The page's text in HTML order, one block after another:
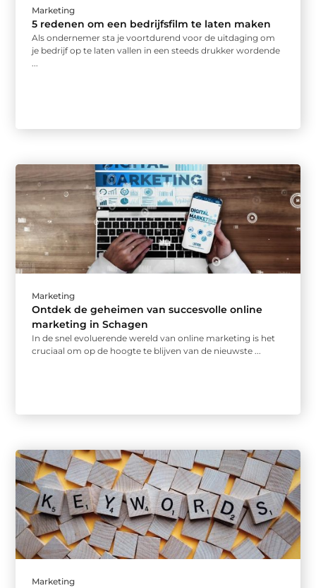
Marketing
5 redenen om een bedrijfsfilm te laten maken
Als ondernemer sta je voortdurend voor de uitdaging om
je bedrijf op te laten vallen in een steeds drukker wordende
...
Marketing
Ontdek de geheimen van succesvolle online
marketing in Schagen
In de snel evoluerende wereld van online marketing is het
cruciaal om op de hoogte te blijven van de nieuwste ...
Marketing